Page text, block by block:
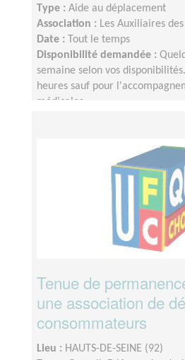
Type : Aide au déplacement
Association : Les Auxiliaires
Date :
Tout le temps
Disponibilité demandée :
semaine selon vos
heures sauf pour
médicales.
Tenue de
une association de
consommateurs
Lieu : HAUTS-DE-SEINE (92)